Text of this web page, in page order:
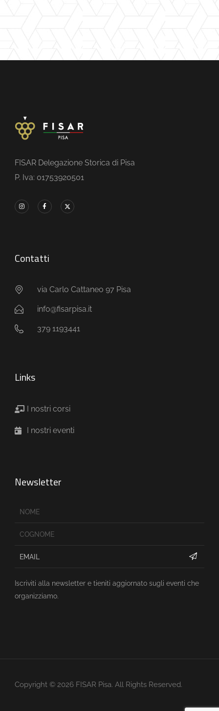
FISAR Delegazione Storica di Pisa
P. Iva: 01753920501
Contatti
via Carlo Cattaneo 97 Pisa
info@fisarpisa.it
379 1193441
Links
I nostri corsi
I nostri eventi
Newsletter
Iscriviti alla newsletter e tieniti aggiornato sugli eventi che
organizziamo.
Copyright © 2026 FISAR Pisa. All Rights Reserved.